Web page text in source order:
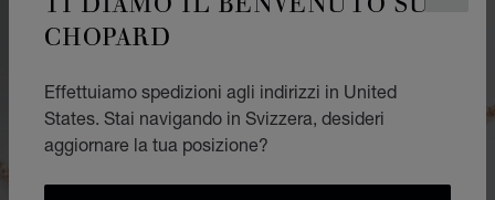
CHOPARD
Effettuiamo spedizioni agli indirizzi in United
States. Stai navigando in Svizzera, desideri
aggiornare la tua posizione?